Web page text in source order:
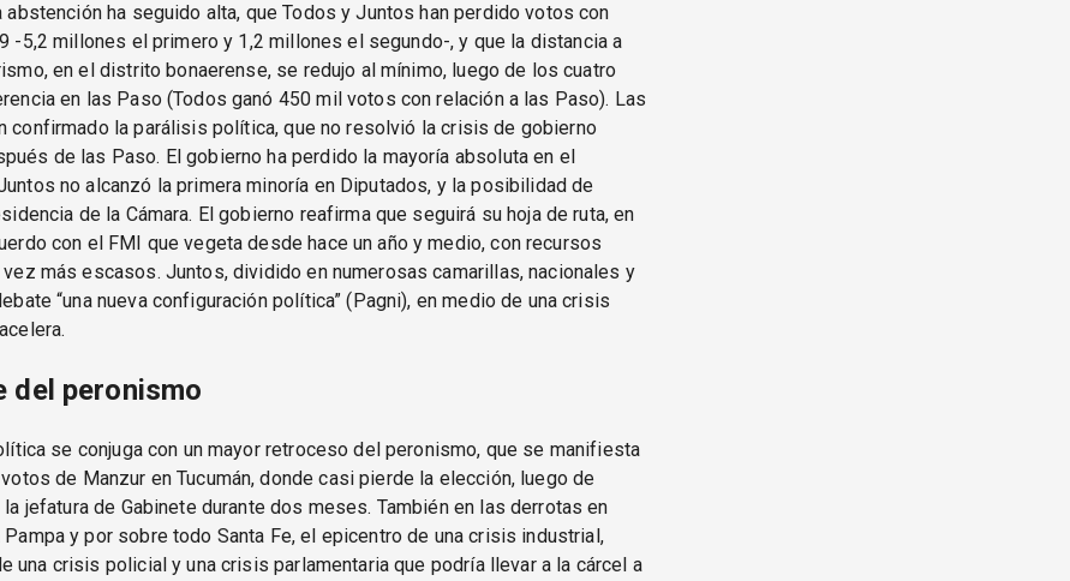
abstención ha seguido alta, que Todos y Juntos han perdido votos con
-5,2 millones el primero y 1,2 millones el segundo-, y que la distancia a
en el distrito bonaerense, se redujo al mínimo, luego de los cuatro
en las Paso (Todos ganó 450 mil votos con relación a las Paso). Las
confirmado la parálisis política, que no resolvió la crisis de gobierno
de las Paso. El gobierno ha perdido la mayoría absoluta en el
no alcanzó la primera minoría en Diputados, y la posibilidad de
de la Cámara. El gobierno reafirma que seguirá su hoja de ruta, en
con el FMI que vegeta desde hace un año y medio, con recursos
más escasos. Juntos, dividido en numerosas camarillas, nacionales y
“una nueva configuración política” (Pagni), en medio de una crisis
del peronismo
se conjuga con un mayor retroceso del peronismo, que se manifiesta
de Manzur en Tucumán, donde casi pierde la elección, luego de
la jefatura de Gabinete durante dos meses. También en las derrotas en
Pampa y por sobre todo Santa Fe, el epicentro de una crisis industrial,
una crisis policial y una crisis parlamentaria que podría llevar a la cárcel a